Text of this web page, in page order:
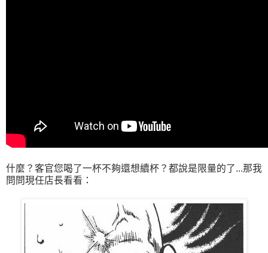
什麼？客官您喝了一杯不夠還想續杯？都說是限量的了...那我
問問現任店長看看：